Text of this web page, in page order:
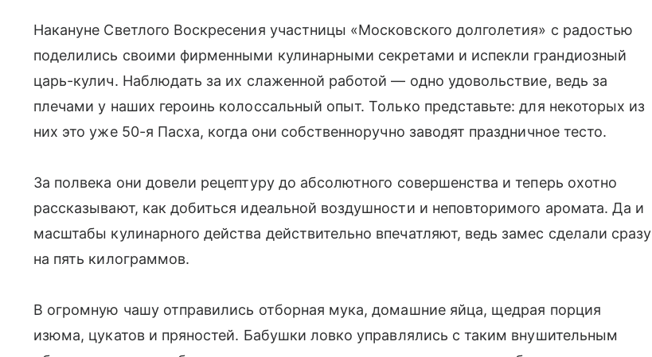
Накануне Светлого Воскресения участницы «Московского долголетия» с радостью
поделились своими фирменными кулинарными секретами и испекли грандиозный
царь-кулич. Наблюдать за их слаженной работой — одно удовольствие, ведь за
плечами у наших героинь колоссальный опыт. Только представьте: для некоторых из
них это уже 50-я Пасха, когда они собственноручно заводят праздничное тесто.
За полвека они довели рецептуру до абсолютного совершенства и теперь охотно
рассказывают, как добиться идеальной воздушности и неповторимого аромата. Да и
масштабы кулинарного действа действительно впечатляют, ведь замес сделали сразу
на пять килограммов.
В огромную чашу отправились отборная мука, домашние яйца, щедрая порция
изюма, цукатов и пряностей. Бабушки ловко управлялись с таким внушительным